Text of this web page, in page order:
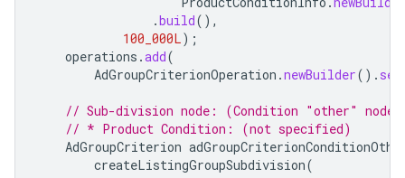
.build(),
100_000L);
operations .add(
AdGroupCriterionOperation .newBuilder().
// Sub-division node: (Condition "other" node)
// * Product Condition: (not specified)
AdGroupCriterion
createListingGroupSubdivision(